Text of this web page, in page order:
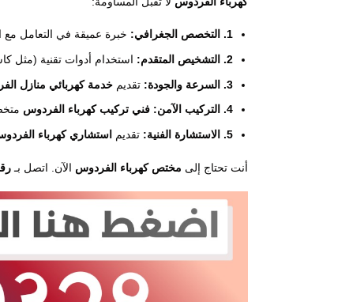
1. التخصص الجغرافي: خبرة عميقة في التعامل مع
2. التشخيص المتقدم:
استخدام أدوات تقنية (مثل
3. السرعة والجودة:
تقديم خدمة كهربائي منازل الفردوس
4. التركيب الآمن:
فني تركيب كهرباء الفردوس
5. الاستشارة الفنية:
تقديم استشاري كهرباء
أنت تحتاج إلى مختص كهرباء الفردوس الآن. اتصل بـ